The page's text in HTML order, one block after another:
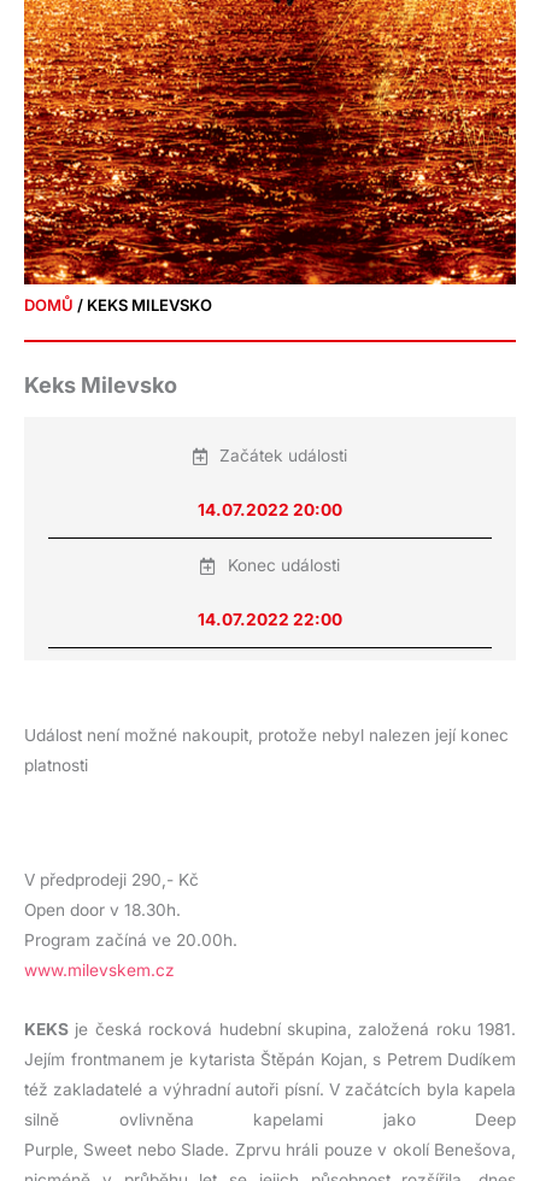
DOMŮ / KEKS MILEVSKO
Keks Milevsko
Začátek události
14.07.2022 20:00
Konec události
14.07.2022 22:00
Událost není možné nakoupit, protože nebyl nalezen její konec
platnosti
V předprodeji 290,- Kč
Open door v 18.30h.
Program začíná ve 20.00h.
www.milevskem.cz
KEKS je česká rocková hudební skupina, založená roku 1981.
Jejím frontmanem je kytarista Štěpán Kojan, s Petrem Dudíkem
též zakladatelé a výhradní autoři písní. V začátcích byla kapela
silně ovlivněna kapelami jako Deep
Purple, Sweet nebo Slade. Zprvu hráli pouze v okolí Benešova,